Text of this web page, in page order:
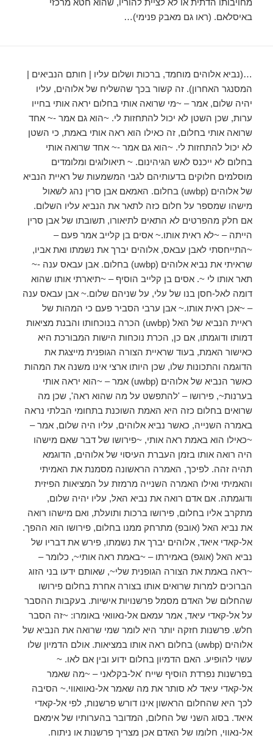
מחויבותו הדתית או לא לציית להוריו, שהוא חטא מרכזי
באיסלאם. (ראו גם מאבק פנימי)…
…(נביא אלוהים מוחמד, ברכות ושלום עליו | חותם הנביאים |
המסנגר האחרון). זה קשור בכך שהשליח של אלוהים, עליו
יהיה שלום, אמר – ~מי שרואה אותי בחלום יראה אותי בחייו
ערות, שכן השטן לא יכול להתחזות לי. ~הוא גם אמר -~ אחד
שרואה אותי בחלום, זה כאילו הוא ראה אותי באמת, כי השטן
לא יכול להתחזות לי. ~הוא גם אמר -~ אחד שרואה אותי
בחלום לא ייכנס לאש הגיהינום. ~ תיאולוגים ומלומדים
מוסלמים חלוקים בדעותיהם לגבי המשמעות של ראיית הנביא
של אלוהים (uwbp) בחלום. האמאם אבן סרין נהג לשאול
מישהו שמספר על חלום כזה לתאר את הנביא עליו השלום.
אם חלק מהפרטים לא התאים לתיאורו, תשובתו של אבן סרין
הייתה – ~לא ראית אותו.~ אסים בן קלייב אמר פעם –
~התייחסתי לאבן עבאס, אלוהים יברך את נשמתו ואת אביו,
שראיתי את נביא אלוהים (uwbp) בחלום. אבן עבאס ענה -~
תאר אותו לי ~. אסים בן קלייב הוסיף – ~תיארתי אותו שהוא
דומה לאל-חסן בנו של עלי, על שניהם שלום.~ אבן עבאס ענה
– ~אכן ראית אותו.~ אבן ערבי הסביר פעם כי המהות של
ראיית הנביא של האל (uwbp) הכרה בנוכחותו והבנת מציאות
דמותו ודוגמתו, אם כן, הכרת נוכחות הישות המבורכת היא
כאישור האמת, בעוד שראיית הצורה הגופנית מייצגת את
הדוגמה והתכונות שלו, שכן היותו ארצי אינו משנה את המהות
כאשר הנביא של אלוהים (uwbp) אמר – ~הוא יראה אותי
בערנות~, פירושו – 'להתפשט על מה שהוא ראה', שכן מה
שרואים בחלום כזה היא האמת השוכנת בתחומי הבלתי נראה
באמרה השנייה, כאשר נביא אלוהים, עליו היה שלום, אמר –
~כאילו הוא באמת ראה אותי, ~פירושו של דבר שאם מישהו
היה רואה אותו בזמן העברת העיסוי של אלוהים, הדוגמא
תהיה זהה. לפיכך, האמרה הראשונה מסמנת את האמיתי
והאמיתי ואילו האמרה השנייה מרמזת על המציאות הפיזית
ודוגמתה. אם אדם רואה את נביא האל, עליו יהיה שלום,
מתקרב אליו בחלום, פירושו ברכות ותועלת, ואם מישהו רואה
את נביא האל (אובפ) מתרחק ממנו בחלום, פירושו הוא ההפך.
אל-קאדי איאד, אלוהים יברך את נשמתו, פירש את דבריו של
נביא האל (אוגפ) באמירתו – ~באמת ראה אותי~, כלומר –
~ראה באמת את הצורה הגופנית שלי~, שאותם ידעו בני הזוג
הברוכים למרות שרואים אותו בצורה אחרת בחלום פירושו
שהחלום של האדם מסמל פרשנויות אישיות. בעקבות ההסבר
על אל-קאדי עיאד, אמר עמאם אל-נאוואי באומרו: ~זה הסבר
חלש. פרשנות חזקה יותר היא לומר שמי שרואה את הנביא של
אלוהים (uwbp) בחלום ראה אותו במציאות. אולם הדמיון שלו
עשוי להופיע. האם הדמיון בחלום ידוע ובין אם לאו. ~
בפרשנות נפרדת הוסיף שייח 'אל-בקלאני – ~מה שאמר
אל-קאדי עיאד לא סותר את מה שאמר אל-נאוואווי.~ הסיבה
לכך היא שהחלום הראשון אינו דורש פרשנות, לפי אל-קאדי
איאד. בסוג השני של החלום, המדובר בהערותיו של אימאם
אל-נאווי, חלומו של האדם אכן מצריך פרשנות או ניתוח.